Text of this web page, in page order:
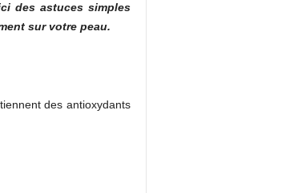
des astuces simples
sur votre peau.
des antioxydants